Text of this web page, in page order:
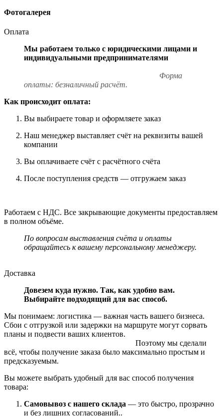
Фотогалерея
Оплата
Мы работаем только с юридическими лицами и
индивидуальными предпринимателями
Форма
оплаты: безналичный расчёт.
Как происходит оплата:
Вы выбираете товар и оформляете заказ
Наш менеджер выставляет счёт на реквизиты вашей
компании
Вы оплачиваете счёт с расчётного счёта
После поступления средств — отгружаем заказ
Работаем с НДС. Все закрывающие документы предоставляем
в полном объёме.
По вопросам выставления счёта и оплаты
обращайтесь к вашему персональному менеджеру.
Доставка
Довезем куда нужно. Так, как удобно вам.
Выбирайте подходящий для вас способ.
Мы понимаем: логистика — важная часть вашего бизнеса.
Сбои с отгрузкой или задержки на маршруте могут сорвать
планы и подвести ваших клиентов.
Поэтому мы сделали
всё, чтобы получение заказа было максимально простым и
предсказуемым.
Вы можете выбрать удобный для вас способ получения
товара:
Самовывоз с нашего склада — это быстро, прозрачно
и без лишних согласований..